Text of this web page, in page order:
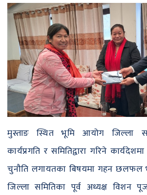
मुस्ताङ स्थित भूमि आयोग जिल्ला
कार्यप्रगति र समितिद्वारा गरिने
चुनौति लगायतका बिषयमा गहन छलफल
जिल्ला समितिका पूर्व अध्यक्ष विशन